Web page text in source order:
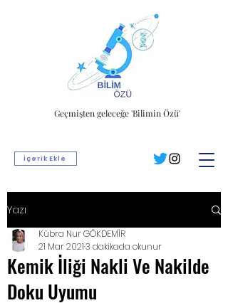
İçerik Ekle
Geçmişten geleceğe 'Bilimin Özü'
Yazı
Kemik İliği Nakli Ve Nakilde
Doku Uyumu
Kübra Nur GÖKDEMİR
21 Mar 20213 dakikada okunur